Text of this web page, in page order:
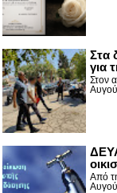
Στα
για
Στον
Από